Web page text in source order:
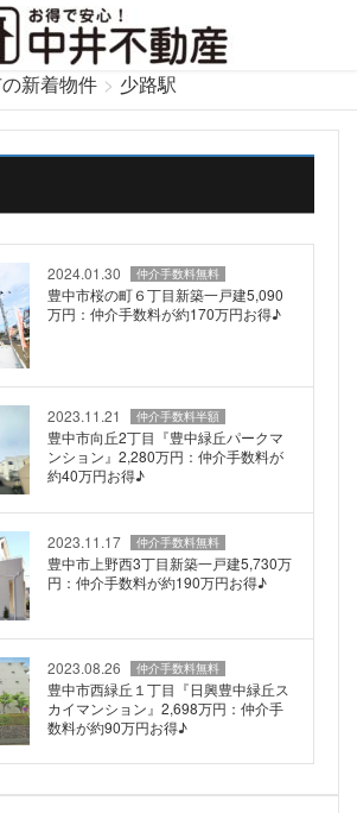
新着物件 少路駅
2024.01.30 仲介手数料無料
豊中市桜の町６丁目新築一戸建5,090
万円：仲介手数料が約170万円お得♪
2023.11.21 仲介手数料半額
豊中市向丘2丁目『豊中緑丘パークマ
ンション』2,280万円：仲介手数料が
約40万円お得♪
2023.11.17 仲介手数料無料
豊中市上野西3丁目新築一戸建5,730万
円：仲介手数料が約190万円お得♪
2023.08.26 仲介手数料無料
豊中市西緑丘１丁目『日興豊中緑丘ス
カイマンション』2,698万円：仲介手
数料が約90万円お得♪